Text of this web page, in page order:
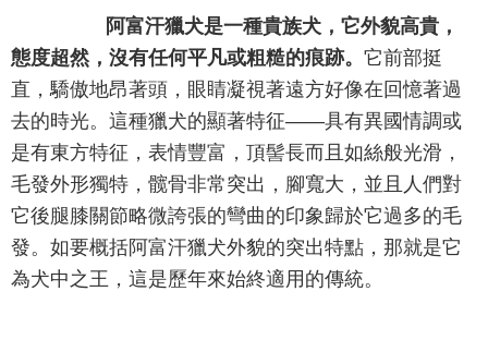
阿富汗獵犬是一種貴族犬，它外貌高貴，
態度超然，沒有任何平凡或粗糙的痕跡。 它前部挺
直，驕傲地昂著頭，眼睛凝視著遠方好像在回憶著過
去的時光。這種獵犬的顯著特征——具有異國情調或
是有東方特征，表情豐富，頂髻長而且如絲般光滑，
毛發外形獨特，髋骨非常突出，腳寬大，並且人們對
它後腿膝關節略微誇張的彎曲的印象歸於它過多的毛
發。如要概括阿富汗獵犬外貌的突出特點，那就是它
為犬中之王，這是歷年來始終適用的傳統。